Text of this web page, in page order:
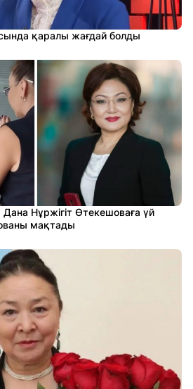
қаралы жағдай болды
Нұржігіт Өтекешоваға үй
мақтады